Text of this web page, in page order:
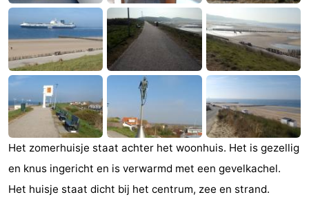
Zandput
Duinzicht
Joossesweg
-
Kustlicht
-
Meerpaal
-
Strandcamping
Valkenisse
-
Zee,
Hôtels
Het zomerhuisje staat achter het woonhuis. Het is gezellig
en knus ingericht en is verwarmd met een gevelkachel.
Het huisje staat dicht bij het centrum, zee en strand.